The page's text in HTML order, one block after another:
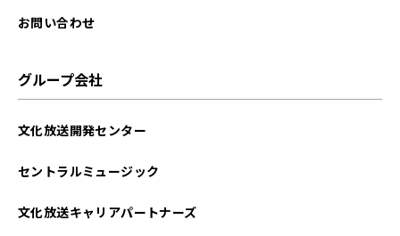
お問い合わせ
グループ会社
文化放送開発センター
セントラルミュージック
文化放送キャリアパートナーズ